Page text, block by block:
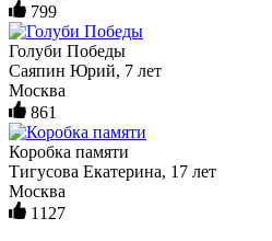
799
Голуби Победы
Саяпин Юрий, 7 лет
Москва
861
Коробка памяти
Тигусова Екатерина, 17 лет
Москва
1127